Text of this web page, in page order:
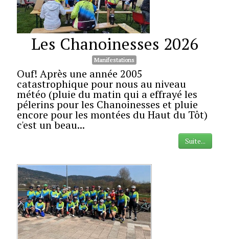
Adhésion
Adhérents
Les Chanoinesses 2026
Manifestations
Ouf! Après une année 2005
catastrophique pour nous au niveau
météo (pluie du matin qui a effrayé les
pélerins pour les Chanoinesses et pluie
encore pour les montées du Haut du Tôt)
c'est un beau...
Suite...